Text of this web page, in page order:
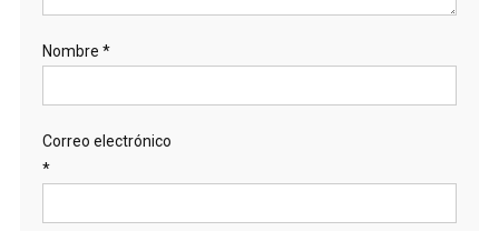
Nombre *
Correo electrónico
*